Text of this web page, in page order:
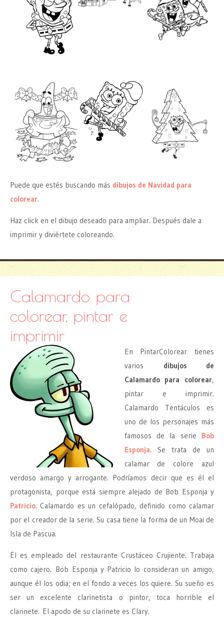
Puede que estés buscando más dibujos de Navidad para
colorear.
Haz click en el dibujo deseado para ampliar. Después dale a
imprimir y diviértete coloreando.
Calamardo para
colorear, pintar e
imprimir
En PintarColorear tienes
varios dibujos de
Calamardo para colorear,
pintar e imprimir.
Calamardo Tentáculos es
uno de los personajes más
famosos de la serie Bob
Esponja. Se trata de un
calamar de colore azul
verdoso amargo y arrogante. Podríamos decir que es él el
protagonista, porque está siempre alejado de Bob Esponja y
Patricio. Calamardo es un cefalópado, definido como calamar
por el creador de la serie. Su casa tiene la forma de un Moai de
Isla de Pascua.
Él es empleado del restaurante Crustáceo Crujiente. Trabaja
como cajero. Bob Esponja y Patricio lo consideran un amigo,
aunque él los odia; en el fondo a veces los quiere. Su sueño es
ser un excelente clarinetista o pintor, toca horrible el
clarinete. El apodo de su clarinete es Clary.